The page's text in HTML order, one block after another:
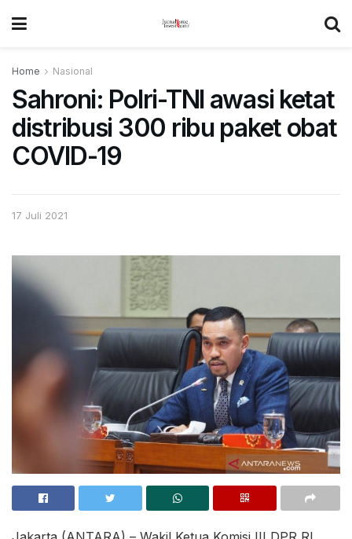
Home Nasional
Sahroni: Polri-TNI awasi ketat
distribusi 300 ribu paket obat
COVID-19
17 Juli 2021